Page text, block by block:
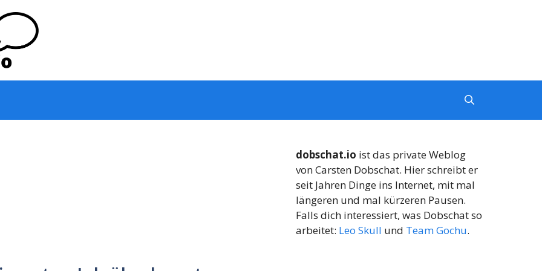
dobschat.io ist das private Weblog
von Carsten Dobschat. Hier schreibt er
seit Jahren Dinge ins Internet, mit mal
längeren und mal kürzeren Pausen.
Falls dich interessiert, was Dobschat so
arbeitet: Leo Skull und Team Gochu.